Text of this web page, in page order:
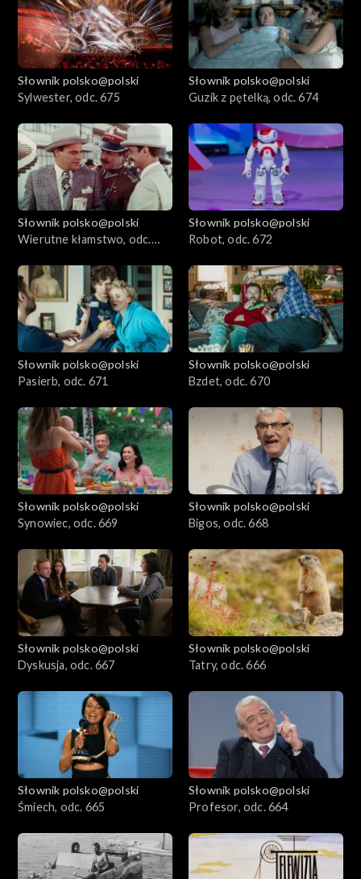
Słownik polsko@polski
Sylwester, odc. 675
Słownik polsko@polski
Guzik z pętelką, odc. 674
Słownik polsko@polski
Wierutne kłamstwo, odc.
Słownik polsko@polski
Robot, odc. 672
Słownik polsko@polski
Pasierb, odc. 671
Słownik polsko@polski
Bzdet, odc. 670
Słownik polsko@polski
Synowiec, odc. 669
Słownik polsko@polski
Bigos, odc. 668
Słownik polsko@polski
Dyskusja, odc. 667
Słownik polsko@polski
Tatry, odc. 666
Słownik polsko@polski
Śmiech, odc. 665
Słownik polsko@polski
Profesor, odc. 664